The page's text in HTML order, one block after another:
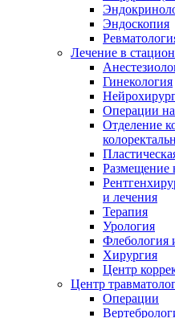
Эндоскопия
Лечение в
Гинекология
Операции
Отделение
Размещение
и лечения
Терапия
Урология
Флебология
Хирургия
Центр
Центр
Операции